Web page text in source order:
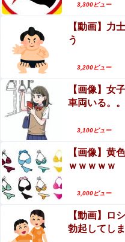
Powered by livedoor 相互
3,300ビュー
【動画】力
う
3,200ビュー
【画像】女
車両いる。。
3,100ビュー
【画像】黄
ｗｗｗｗｗ
3,000ビュー
【動画】ロ
勃起してし